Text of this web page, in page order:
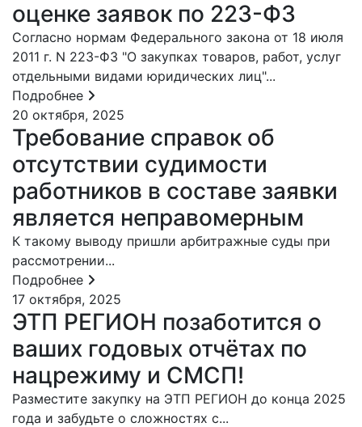
оценке заявок по 223-ФЗ
Согласно нормам Федерального закона от 18 июля
2011 г. N 223-ФЗ "О закупках товаров, работ, услуг
отдельными видами юридических лиц"...
Подробнее
20 октября, 2025
Требование справок об
отсутствии судимости
работников в составе заявки
является неправомерным
К такому выводу пришли арбитражные суды при
рассмотрении...
Подробнее
17 октября, 2025
ЭТП РЕГИОН позаботится о
ваших годовых отчётах по
нацрежиму и СМСП!
Разместите закупку на ЭТП РЕГИОН до конца 2025
года и забудьте о сложностях с...